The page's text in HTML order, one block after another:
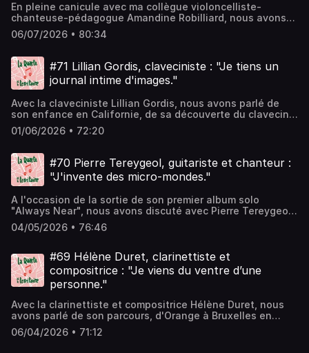
En pleine canicule avec ma collègue violoncelliste-
chanteuse-pédagogue Amandine Robilliard, nous avons
parlé de son parcours à Lyon puis à Paris, de son groupe
de rock au lycée, de la relation entre héritage et création,
06/07/2026 • 80:34
#71 Lillian Gordis, claveciniste : "Je tiens un
journal intime d'images."
Avec la claveciniste Lillian Gordis, nous avons parlé de
son enfance en Californie, de sa découverte du clavecin,
du streaming de France Musique dans les années 2000,
de son arrivée en France, du travail de l'instrument,
01/06/2026 • 72:20
#70 Pierre Tereygeol, guitariste et chanteur :
"J'invente des micro-mondes."
A l'occasion de la sortie de son premier album solo
"Always Near", nous avons discuté avec Pierre Tereygeol
de son enfance en Essonne (91), de son apprentissage
tardif de la musique, d'adresses, de Dandelot, de la Poste,
et de marmottes.
04/05/2026 • 76:46
#69 Hélène Duret, clarinettiste et
compositrice : "Je viens du ventre d’une
personne."
Avec la clarinettiste et compositrice Hélène Duret, nous
avons parlé de son parcours, d'Orange à Bruxelles en
passant par Nîmes et Montpellier, de son glissement de la
musique classique vers le jazz par le biais de
06/04/2026 • 71:12